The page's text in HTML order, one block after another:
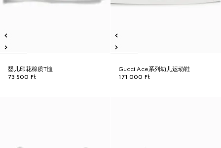
婴儿印花棉质T恤
73 500 Ft
Gucci Ace系列幼儿运动鞋
171 000 Ft